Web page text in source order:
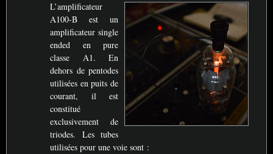
L’amplificateur
A100-B est un
amplificateur single
ended en pure
classe A1. En
dehors de pentodes
utilisées en puits de
courant, il est
constitué
exclusivement de
triodes. Les tubes
utilisées pour une voie sont :